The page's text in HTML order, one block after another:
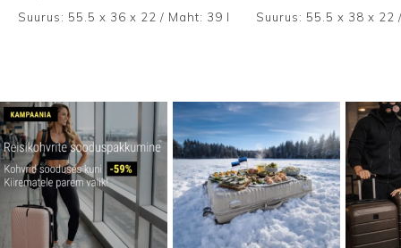
Suurus: 55.5 x 36 x 22 / Maht: 39 l Suurus: 55.5 x 38 x 22